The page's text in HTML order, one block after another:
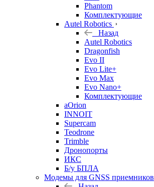
Phantom
Комплектующие
Autel Robotics
Назад
Autel Robotics
Dragonfish
Evo II
Evo Lite+
Evo Max
Evo Nano+
Комплектующие
aOrion
INNOIT
Supercam
Teodrone
Trimble
Дронопорты
ИКС
Б/у БПЛА
Модемы для GNSS приемников